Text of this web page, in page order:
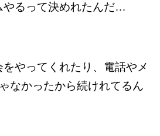
やるって決めれたんだ…
やってくれたり、電話やメ
なかったから続けれてるん